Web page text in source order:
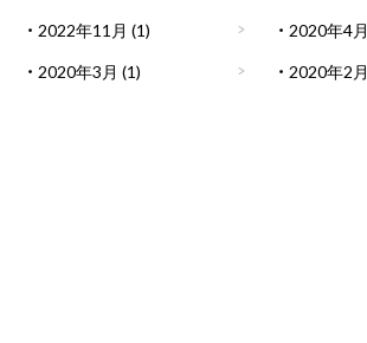
2022年11月 (1) 2020年4月
2020年3月 (1) 2020年2月